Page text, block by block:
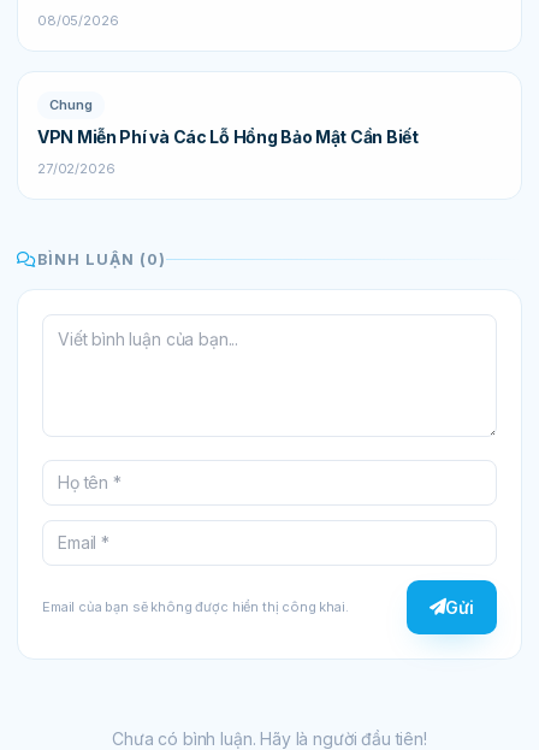
08/05/2026
Chung
VPN Miễn Phí và Các Lỗ Hổng Bảo Mật Cần Biết
27/02/2026
BÌNH LUẬN (0)
Email của bạn sẽ không được hiển thị công khai. Gửi
Chưa có bình luận. Hãy là người đầu tiên!